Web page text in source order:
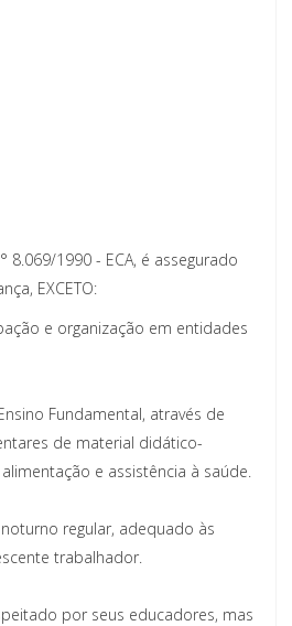
8.069/1990 - ECA, é assegurado
EXCETO:
e organização em entidades
Fundamental, através de
de material didático-
e assistência à saúde.
regular, adequado às
trabalhador.
por seus educadores, mas